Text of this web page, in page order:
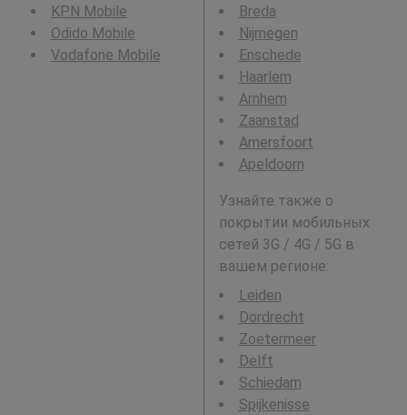
KPN Mobile
Odido Mobile
Vodafone Mobile
Breda
Nijmegen
Enschede
Haarlem
Arnhem
Zaanstad
Amersfoort
Apeldoorn
Узнайте также о
покрытии мобильных
сетей 3G / 4G / 5G в
вашем регионе:
Leiden
Dordrecht
Zoetermeer
Delft
Schiedam
Spijkenisse